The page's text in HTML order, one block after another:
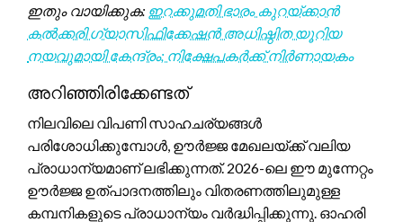
ഇതും വായിക്കുക: ഇറക്കുമതി ഭാരം കുറയ്ക്കാൻ
കൽക്കരി ഗ്യാസിഫിക്കേഷൻ അധിഷ്ഠിത യൂറിയ
നയവുമായി കേന്ദ്രം; നിക്ഷേപകർക്ക് നിർണായകം
അറിഞ്ഞിരിക്കേണ്ടത്
നിലവിലെ വിപണി സാഹചര്യങ്ങൾ
പരിശോധിക്കുമ്പോൾ, ഊർജ്ജ മേഖലയ്ക്ക് വലിയ
പ്രാധാന്യമാണ് ലഭിക്കുന്നത്. 2026-ലെ ഈ മുന്നേറ്റം
ഊർജ്ജ ഉത്പാദനത്തിലും വിതരണത്തിലുമുള്ള
കമ്പനികളുടെ പ്രാധാന്യം വർദ്ധിപ്പിക്കുന്നു. ഓഹരി